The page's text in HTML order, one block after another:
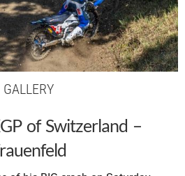
GALLERY
of Switzerland –